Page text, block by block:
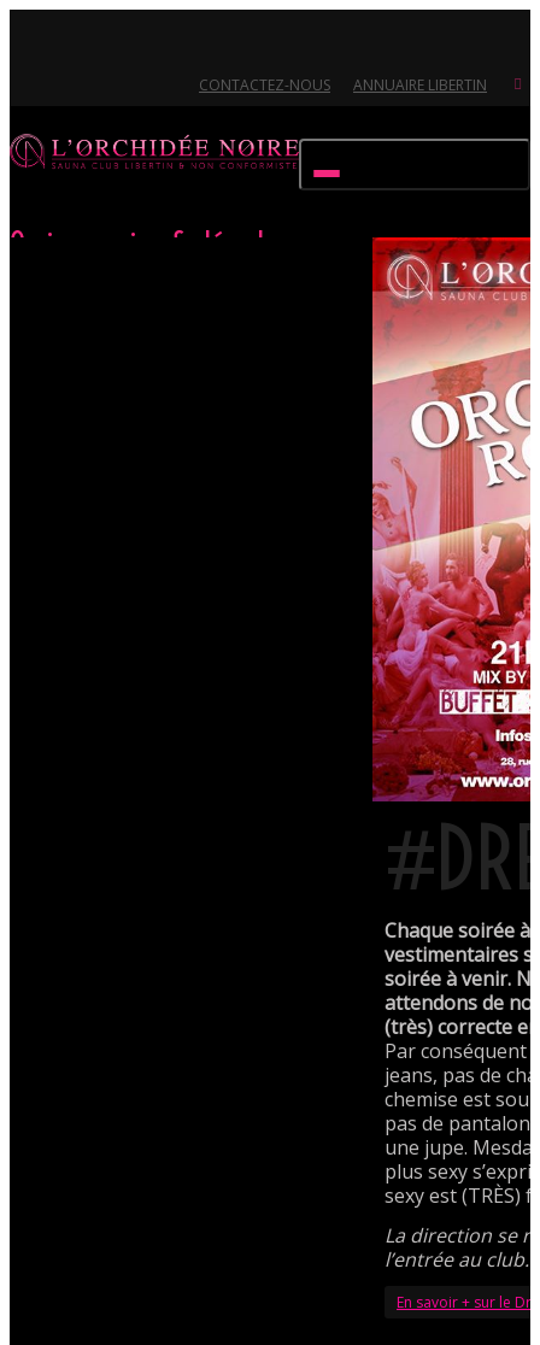
CONTACTEZ-NOUS ANNUAIRE LIBERTIN
Orgie romaine & décadence
Ouvert 7/7 - Pour toutes informations, contactez-nous au 02.51.72.21.81
Chaque soirée à
vestimentaires
soirée à venir.
attendons de
(très) correcte
Par conséquent
jeans, pas de
chemise est
pas de pantalon
une jupe.
plus sexy
sexy est (TRÈS)
La direction se
l’entrée au club.
En savoir + sur le